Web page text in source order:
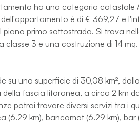
ha una categoria catastale
è di € 369,27 e
primo sottostrada. Si trova
3 e una costruzione di 14
su una superficie di 30,08 km²,
fascia litoranea, a circa 2 km
potrai trovare diversi servizi tra i
(6.29 km), bancomat (6.29 km),